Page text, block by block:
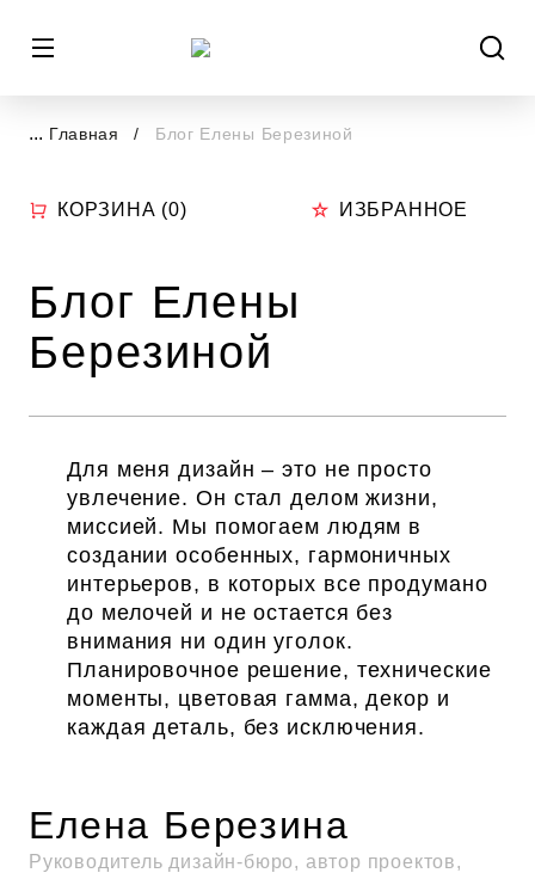
... Главная Блог Елены Березиной
КОРЗИНА (0) ИЗБРАННОЕ
Блог Елены
Березиной
Для меня дизайн – это не просто
увлечение. Он стал делом жизни,
миссией. Мы помогаем людям в
создании особенных, гармоничных
интерьеров, в которых все продумано
до мелочей и не остается без
внимания ни один уголок.
Планировочное решение, технические
моменты, цветовая гамма, декор и
каждая деталь, без исключения.
Елена Березина
Руководитель дизайн-бюро, автор проектов,